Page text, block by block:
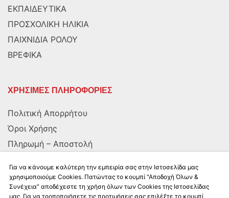
ΕΚΠΑΙΔΕΥΤΙΚΑ
ΠΡΟΣΧΟΛΙΚΗ ΗΛΙΚΙΑ
ΠΑΙΧΝΙΔΙΑ ΡΟΛΟΥ
ΒΡΕΦΙΚΑ
ΧΡΗΣΙΜΕΣ ΠΛΗΡΟΦΟΡΙΕΣ
Πολιτική Απορρήτου
Όροι Χρήσης
Πληρωμή – Αποστολή
ΑΚΟΛΟΥΘΗΣΤΕ ΜΑΣ
Για να κάνουμε καλύτερη την εμπειρία σας στην Ιστοσελίδα μας
χρησιμοποιούμε Cookies. Πατώντας το κουμπί "Αποδοχή Όλων &
Συνέχεια" αποδέχεστε τη χρήση όλων των Cookies της Ιστοσελίδας
μας. Για να τροποποιήσετε τις προτιμήσεις σας επιλέξτε το κουμπί